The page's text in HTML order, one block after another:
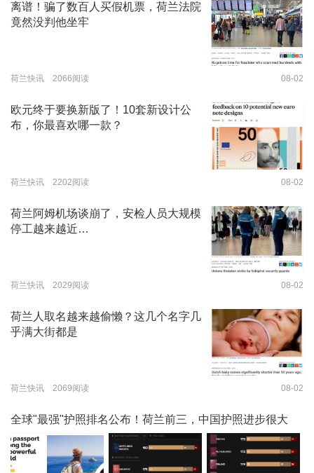
离谱！骗了数百人买假机票，荷兰法院
竟然没判他坐牢
荷兰快讯 2066阅读 08-02
欧元终于要换新版了！10套新设计公
布，你最喜欢哪一款？
荷兰快讯 2202阅读 08-02
荷兰阿姆机场谈崩了，安检人员大规模
停工越来越近…
荷兰快讯 2029阅读 08-02
荷兰人取名越来越偷懒？这几个名字几
乎满大街都是
荷兰快讯 2069阅读 08-02
全球"最强"护照排名公布！荷兰前三，中国护照进步很大